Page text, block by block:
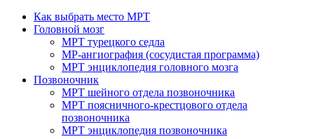
Как выбрать место МРТ
Головной мозг
МРТ турецкого седла
МР-ангиография (сосудистая программа)
МРТ энциклопедия головного мозга
Позвоночник
МРТ шейного отдела позвоночника
МРТ поясничного-крестцового отдела
позвоночника
МРТ энциклопедия позвоночника